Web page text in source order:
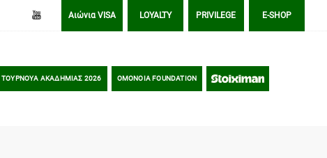
Αιώνια VISA LOYALTY PRIVILEGE E-SHOP
ΤΟΥΡΝΟΥΑ ΑΚΑΔΗΜΙΑΣ 2026 OMONOIA FOUNDATION STOIXIMAN